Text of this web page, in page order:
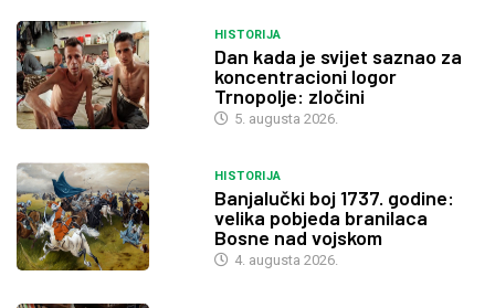
HISTORIJA
Dan kada je svijet saznao za
koncentracioni logor
Trnopolje: zločini
5. augusta 2026.
HISTORIJA
Banjalučki boj 1737. godine:
velika pobjeda branilaca
Bosne nad vojskom
4. augusta 2026.